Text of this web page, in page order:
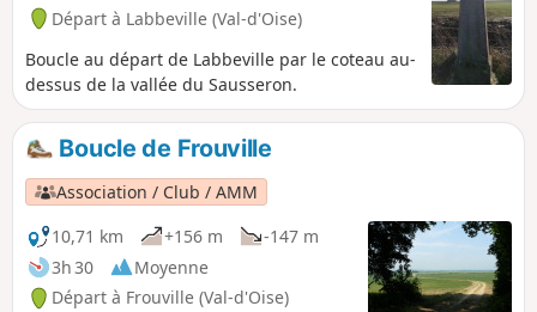
Départ à Labbeville (Val-d'Oise)
Boucle au départ de Labbeville par le coteau au-
dessus de la vallée du Sausseron.
Boucle de Frouville
Association / Club / AMM
10,71 km
+156 m
-147 m
3h 30
Moyenne
Départ à Frouville (Val-d'Oise)